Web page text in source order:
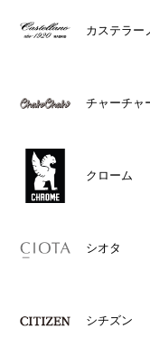
カステラー
チャーチャ
クローム
シオタ
シチズン